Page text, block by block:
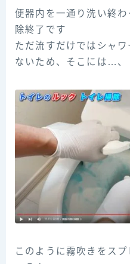
便器内を一通り洗い終
除終了です
ただ流すだけではシャ
ないため、そこには…、
このように霧吹きをス